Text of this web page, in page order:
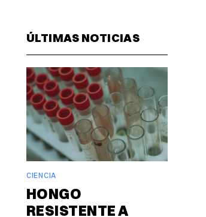
ÚLTIMAS NOTICIAS
CIENCIA
HONGO
RESISTENTE A